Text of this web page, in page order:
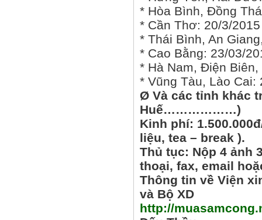
* Hòa Bình, Đồng
* Cần Thơ:
* Thái Bình, An
* Cao Bằng: 23/03/
* Hà Nam, Điện
* Vũng Tàu, Lào Cai:
ØVà các tỉnh khác
Huế………………)
Kinh phí:
liệu, tea – break ).
Thủ tục: Nộp 4 ảnh
thoại, fax, email
Thông tin về Viện
và Bộ XD
http://